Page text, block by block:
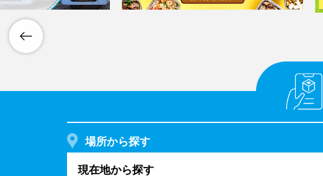
場所から探す
現在地から探す